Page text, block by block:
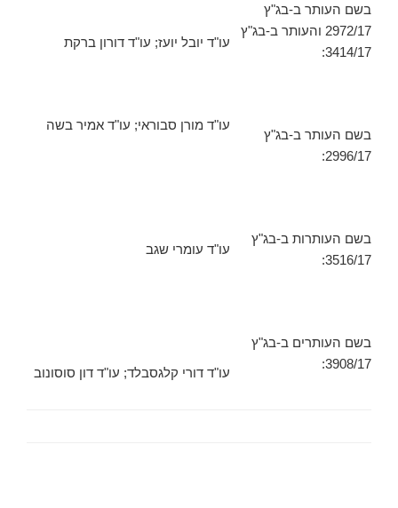
בשם העותר ב-בג"ץ
2972/17 והעותר ב-בג"ץ
3414/17:
בשם העותר ב-בג"ץ
2996/17:
בשם העותרות ב-בג"ץ
3516/17:
בשם העותרים ב-בג"ץ
3908/17:
עו"ד יובל יועז; עו"ד דורון ברקת
עו"ד מורן סבוראי; עו"ד אמיר בשה
עו"ד עומרי שגב
עו"ד דורי קלגסבלד; עו"ד דון סוסונוב